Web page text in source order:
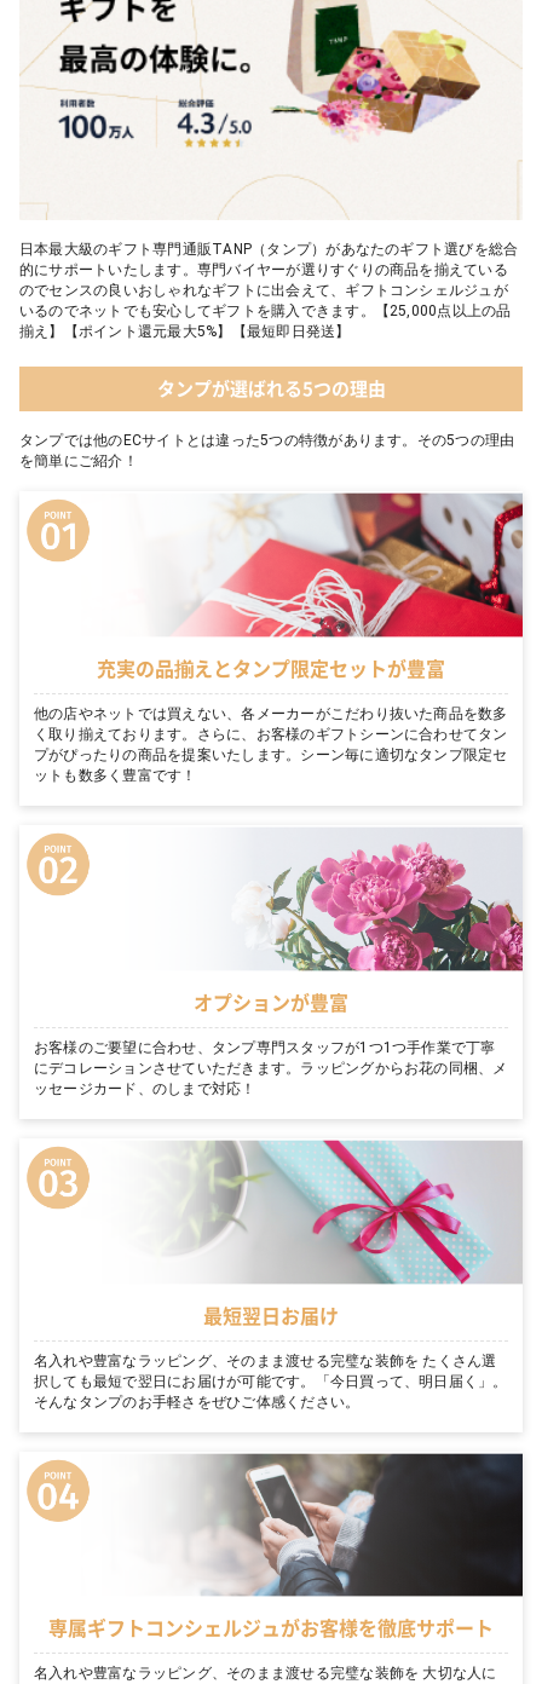
日本最大級のギフト専門通販TANP（タンプ）があなたのギフト選びを総合
的にサポートいたします。専門バイヤーが選りすぐりの商品を揃えている
のでセンスの良いおしゃれなギフトに出会えて、ギフトコンシェルジュが
いるのでネットでも安心してギフトを購入できます。【25,000点以上の品
揃え】【ポイント還元最大5%】【最短即日発送】
タンプが選ばれる5つの理由
タンプでは他のECサイトとは違った5つの特徴があります。その5つの理由
を簡単にご紹介！
充実の品揃えとタンプ限定セットが豊富
他の店やネットでは買えない、各メーカーがこだわり抜いた商品を数多
く取り揃えております。さらに、お客様のギフトシーンに合わせてタン
プがぴったりの商品を提案いたします。シーン毎に適切なタンプ限定セ
ットも数多く豊富です！
オプションが豊富
お客様のご要望に合わせ、タンプ専門スタッフが1つ1つ手作業で丁寧
にデコレーションさせていただきます。ラッピングからお花の同梱、メ
ッセージカード、のしまで対応！
最短翌日お届け
名入れや豊富なラッピング、そのまま渡せる完璧な装飾を たくさん選
択しても最短で翌日にお届けが可能です。「今日買って、明日届く」。
そんなタンプのお手軽さをぜひご体感ください。
専属ギフトコンシェルジュがお客様を徹底サポート
名入れや豊富なラッピング、そのまま渡せる完璧な装飾を 大切な人に